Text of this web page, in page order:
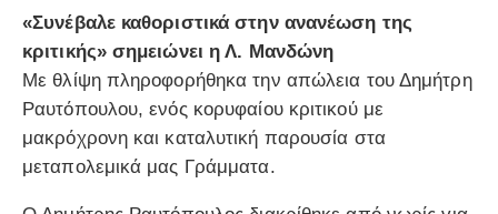
«Συνέβαλε καθοριστικά στην ανανέωση της
κριτικής» σημειώνει η Λ. Μανδώνη
Με θλίψη πληροφορήθηκα την απώλεια του Δημήτρη
Ραυτόπουλου, ενός κορυφαίου κριτικού με
μακρόχρονη και καταλυτική παρουσία στα
μεταπολεμικά μας Γράμματα.